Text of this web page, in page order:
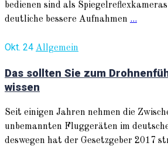
bedienen sind als
deutliche bessere Aufnahmen ...
Okt. 24 Allgemein
Das sollten Sie zum
wissen
Seit einigen Jahren nehmen die
unbemannten Fluggeräten im
deswegen hat der Gesetzgeber 2017